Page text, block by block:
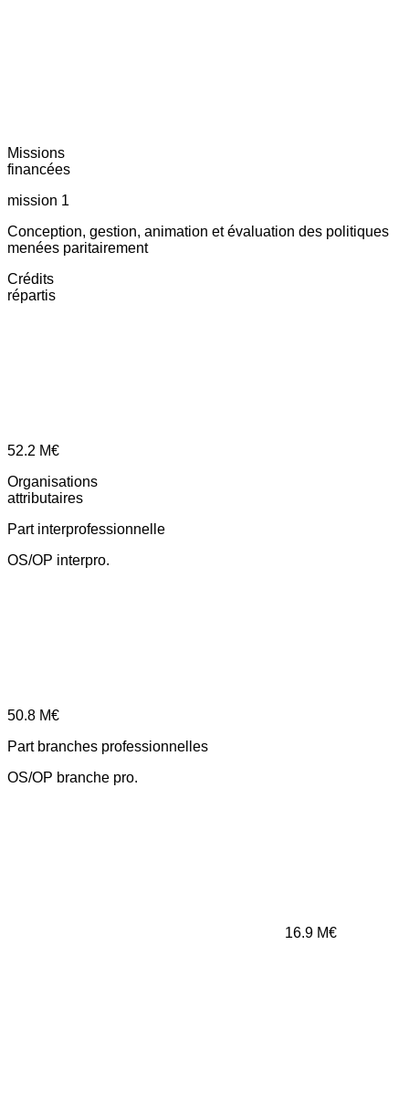
Missions
financées
mission 1
Conception, gestion, animation et évaluation des politiques
menées paritairement
Crédits
répartis
52.2 M€
Organisations
attributaires
Part interprofessionnelle
OS/OP interpro.
50.8 M€
Part branches professionnelles
OS/OP branche pro.
16.9 M€